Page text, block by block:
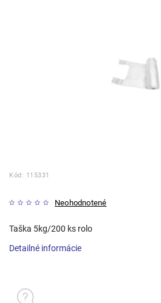
Kód: 115331
Neohodnotené
Taška 5kg/200 ks rolo
Detailné informácie